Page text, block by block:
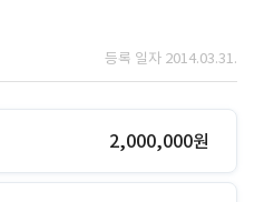
등록 일자 2014.03.31.
2,000,000원